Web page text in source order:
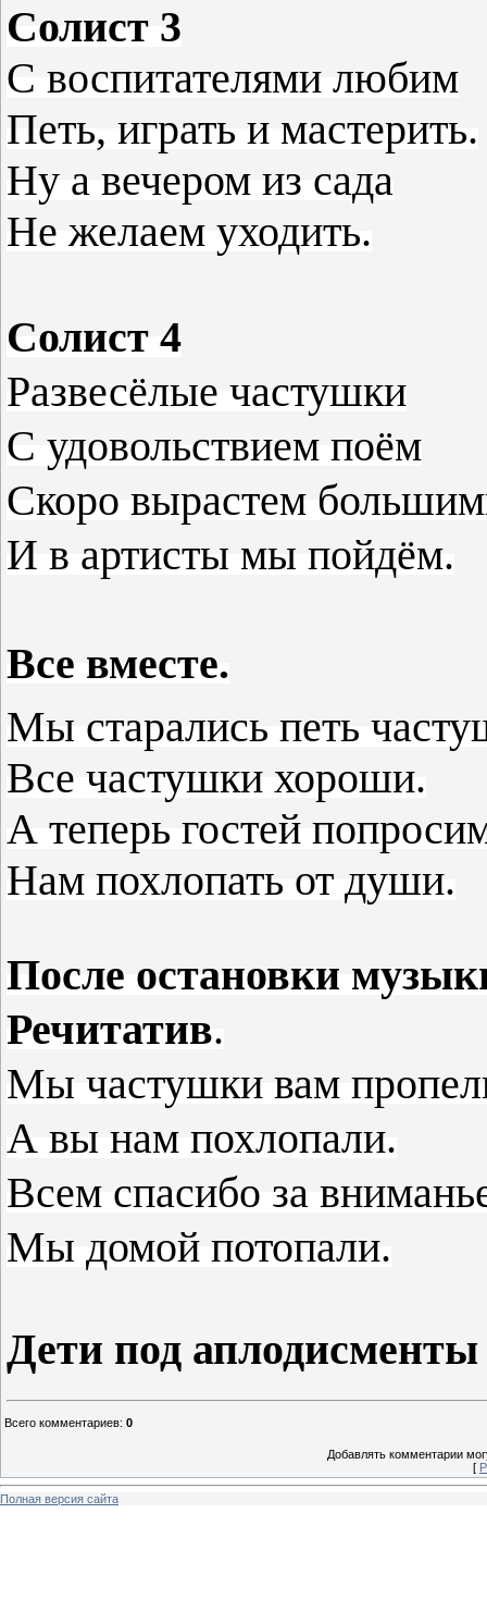
Солист 3
С воспитателями любим
Петь, играть и мастерить.
Ну а вечером из сада
Не желаем уходить.
Солист 4
Развесёлые частушки
С удовольствием поём
Скоро вырастем
И в артисты мы пойдём.
Все вместе.
Мы старались петь
Все частушки хороши.
А теперь гостей
Нам похлопать от души.
После остановки
Речитатив.
Мы частушки вам
А вы нам похлопали.
Всем спасибо за
Мы домой потопали.
Дети под аплодисменты
Всего комментариев: 0
Добавлять комментарии
[
Полная версия сайта